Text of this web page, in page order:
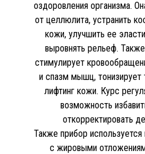
оздоровления организма.
от целлюлита, устранить
кожи, улучшить ее
выровнять рельеф.
стимулирует
и спазм мышц, тонизирует
лифтинг кожи. Курс
возможность
откорректировать
Также прибор
с жировыми